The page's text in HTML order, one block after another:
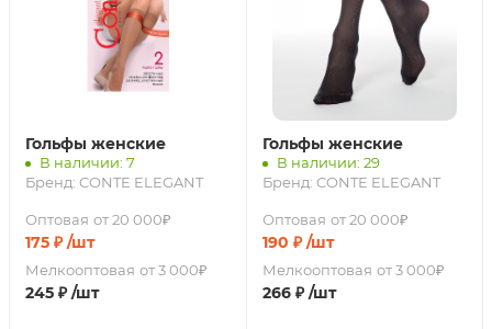
Гольфы женские
В наличии: 7
Бренд: CONTE ELEGANT
Оптовая от 20 000₽
175 ₽ /шт
Мелкооптовая от 3 000₽
245 ₽ /шт
Гольфы женские
В наличии: 29
Бренд: CONTE ELEGANT
Оптовая от 20 000₽
190 ₽ /шт
Мелкооптовая от 3 000₽
266₽ /шт